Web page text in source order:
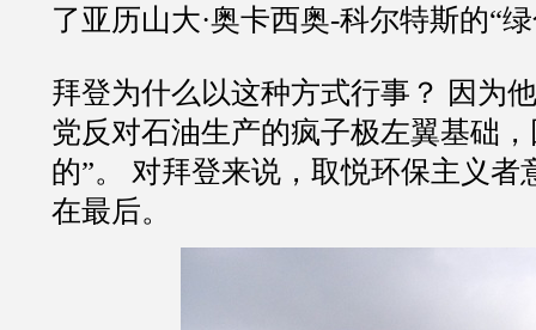
了亚历山大·奥卡西奥-科尔特斯的“
拜登为什么以这种方式行事？ 因为
党反对石油生产的疯子极左翼基础
的”。 对拜登来说，取悦环保主义者
在最后。